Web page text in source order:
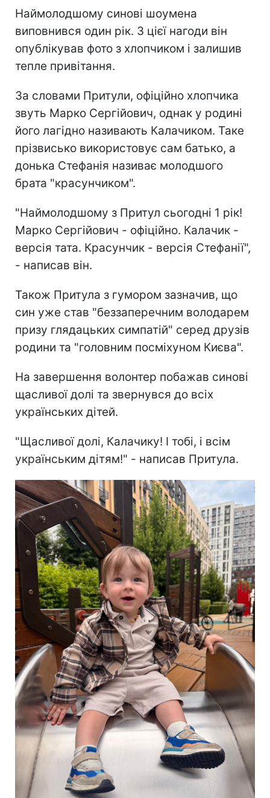
Наймолодшому синові шоумена
виповнився один рік. З цієї нагоди він
опублікував фото з хлопчиком і залишив
тепле привітання.
За словами Притули, офіційно хлопчика
звуть Марко Сергійович, однак у родині
його лагідно називають Калачиком. Таке
прізвисько використовує сам батько, а
донька Стефанія називає молодшого
брата "красунчиком".
"Наймолодшому з Притул сьогодні 1 рік!
Марко Сергійович - офіційно. Калачик -
версія тата. Красунчик - версія Стефанії",
- написав він.
Також Притула з гумором зазначив, що
син уже став "беззаперечним володарем
призу глядацьких симпатій" серед друзів
родини та "головним посміхуном Києва".
На завершення волонтер побажав синові
щасливої долі та звернувся до всіх
українських дітей.
"Щасливої долі, Калачику! І тобі, і всім
українським дітям!" - написав Притула.